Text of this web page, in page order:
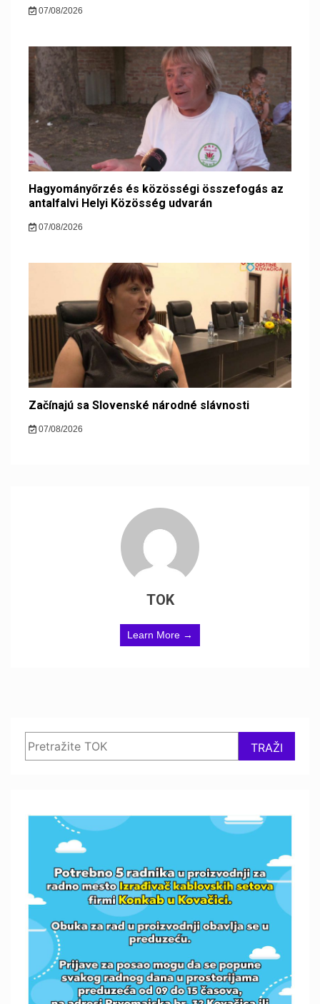
07/08/2026
Hagyományőrzés és közösségi összefogás az
antalfalvi Helyi Közösség udvarán
07/08/2026
Začínajú sa Slovenské národné slávnosti
07/08/2026
TOK
Learn More →
TRAŽI